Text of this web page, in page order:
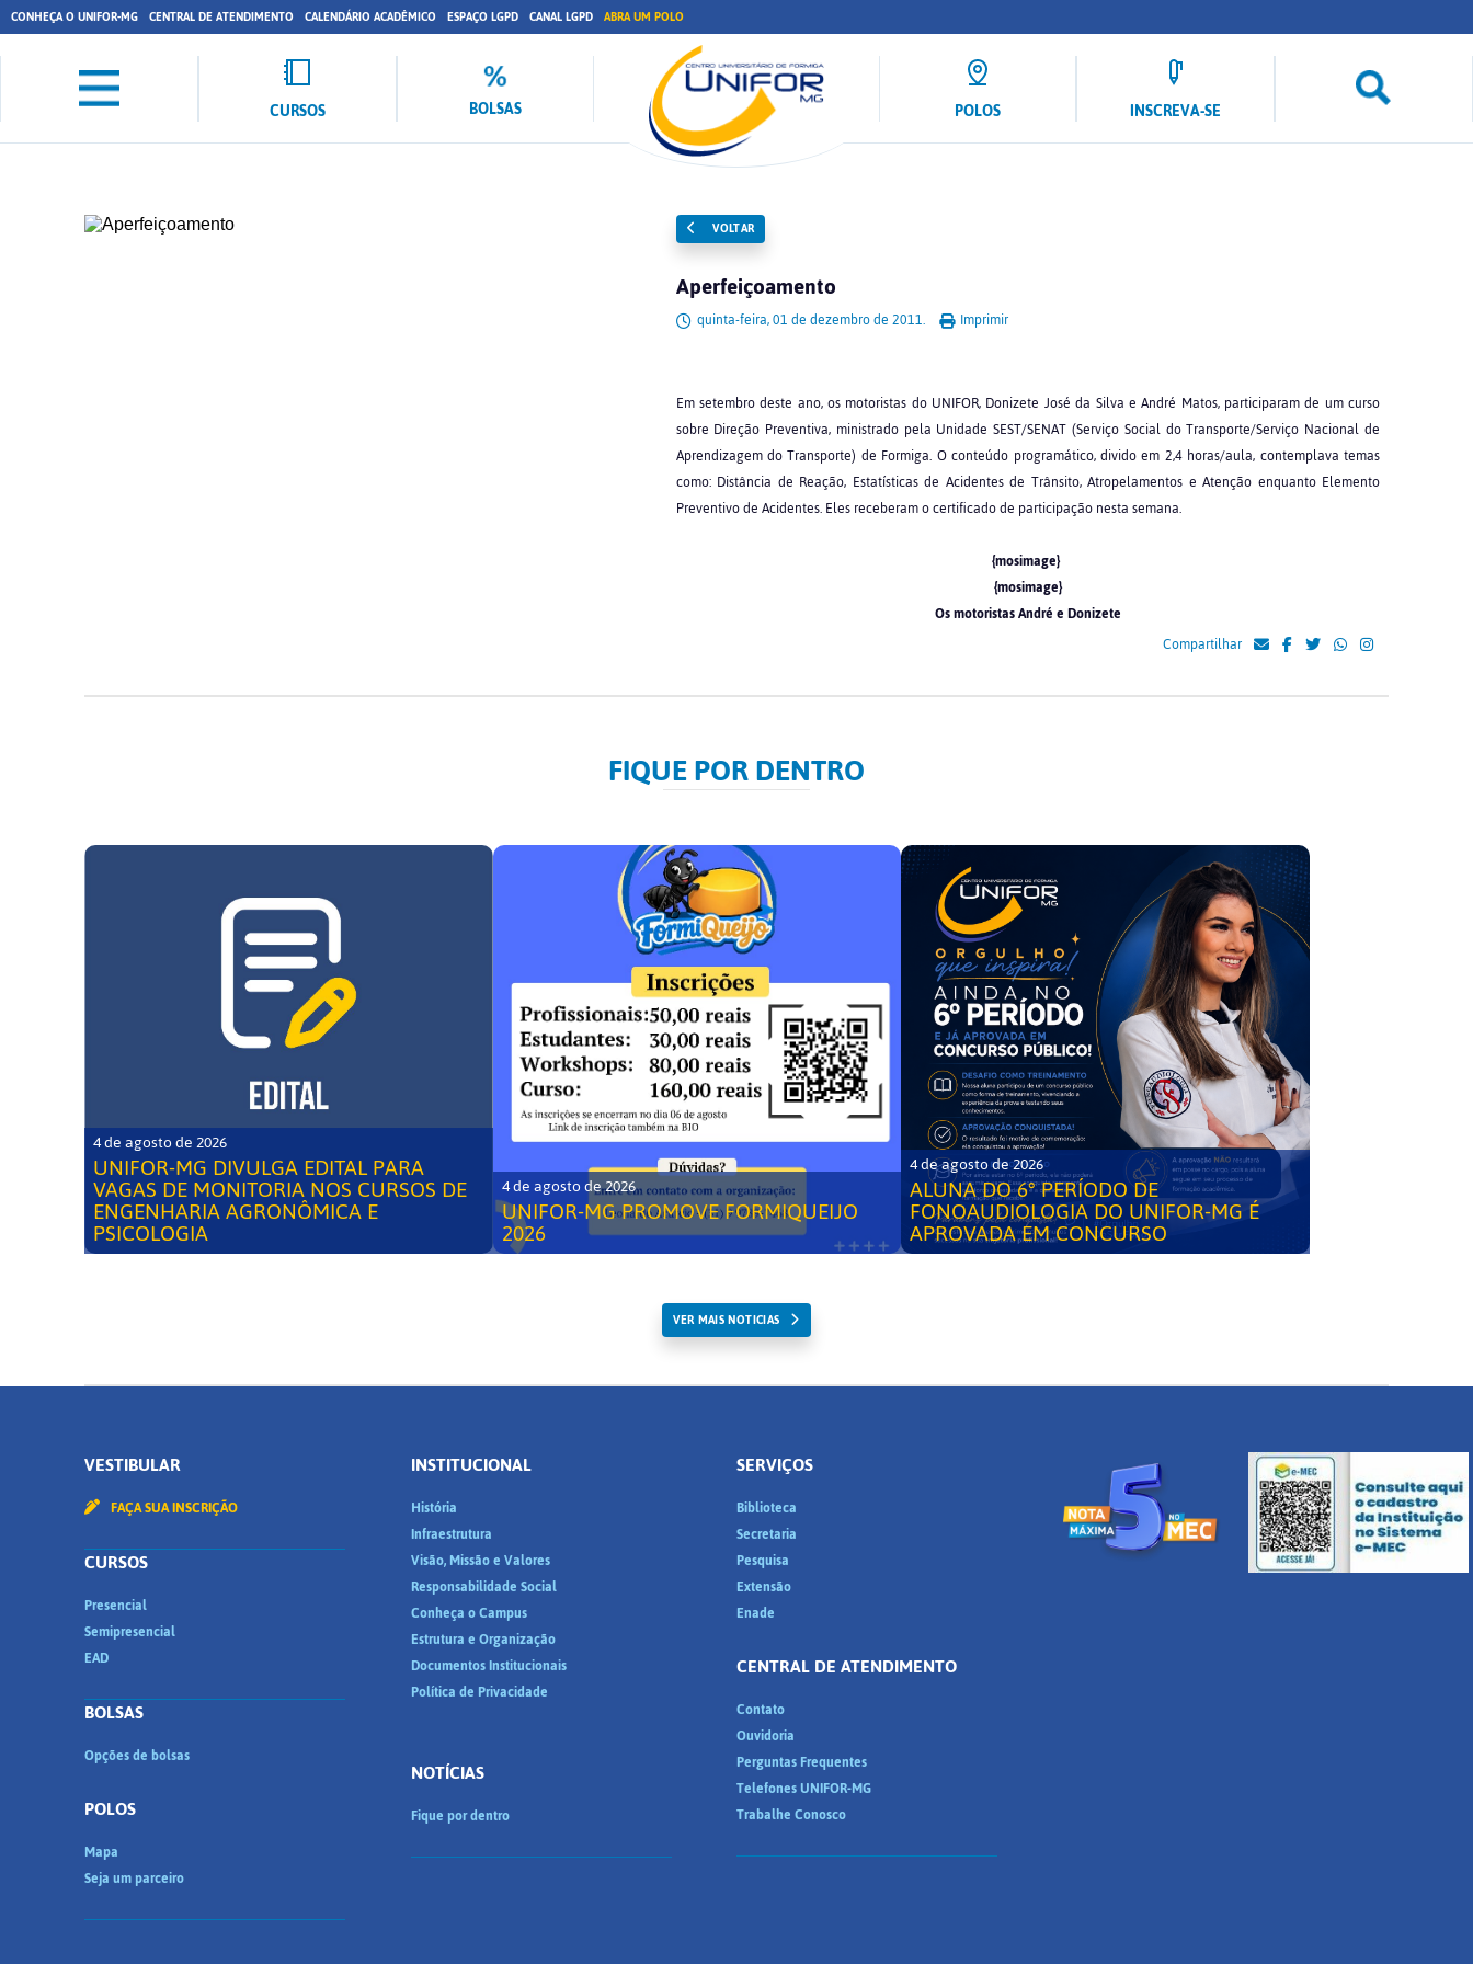
CONHEÇA O UNIFOR-MG CENTRAL DE ATENDIMENTO CALENDÁRIO ACADÊMICO ESPAÇO LGPD CANAL LGPD ABRA UM POLO
CURSOS BOLSAS POLOS INSCREVA-SE
VOLTAR
Aperfeiçoamento
quinta-feira, 01 de dezembro de 2011. Imprimir
Em setembro deste ano, os motoristas do UNIFOR, Donizete José da Silva e André Matos, participaram de um curso
sobre Direção Preventiva, ministrado pela Unidade SEST/SENAT (Serviço Social do Transporte/Serviço Nacional de
Aprendizagem do Transporte) de Formiga. O conteúdo programático, divido em 2,4 horas/aula, contemplava temas
como: Distância de Reação, Estatísticas de Acidentes de Trânsito, Atropelamentos e Atenção enquanto Elemento
Preventivo de Acidentes. Eles receberam o certificado de participação nesta semana.
{mosimage}
{mosimage}
Os motoristas André e Donizete
Compartilhar
FIQUE POR DENTRO
4 de agosto de 2026
UNIFOR-MG DIVULGA EDITAL PARA
VAGAS DE MONITORIA NOS CURSOS DE
ENGENHARIA AGRONÔMICA E
PSICOLOGIA
4 de agosto de 2026
UNIFOR-MG PROMOVE FORMIQUEIJO
2026
4 de agosto de 2026
ALUNA DO 6° PERÍODO DE
FONOAUDIOLOGIA DO UNIFOR-MG É
APROVADA EM CONCURSO
VER MAIS NOTICIAS
VESTIBULAR
FAÇA SUA INSCRIÇÃO
CURSOS
Presencial
Semipresencial
EAD
BOLSAS
Opções de bolsas
POLOS
Mapa
Seja um parceiro
INSTITUCIONAL
História
Infraestrutura
Visão, Missão e Valores
Responsabilidade Social
Conheça o Campus
Estrutura e Organização
Documentos Institucionais
Política de Privacidade
NOTÍCIAS
Fique por dentro
SERVIÇOS
Biblioteca
Secretaria
Pesquisa
Extensão
Enade
CENTRAL DE ATENDIMENTO
Contato
Ouvidoria
Perguntas Frequentes
Telefones UNIFOR-MG
Trabalhe Conosco